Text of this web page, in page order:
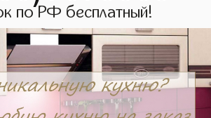
по РФ бесплатный!